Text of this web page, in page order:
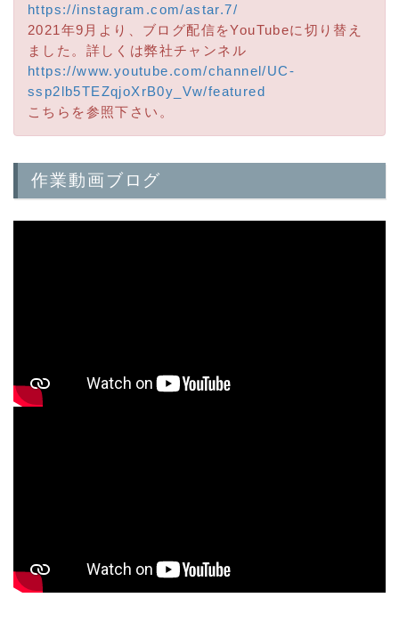
https://instagram.com/astar.7/
2021年9月より、ブログ配信をYouTubeに切り替え
ました。詳しくは弊社チャンネル
https://www.youtube.com/channel/UC-
ssp2lb5TEZqjoXrB0y_Vw/featured
こちらを参照下さい。
作業動画ブログ